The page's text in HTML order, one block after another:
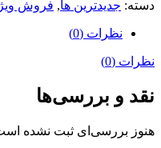
دسته: جدیدترین ها, فروش
نظرات (0)
نظرات (0)
نقد و بررسی‌ها
هنوز بررسی‌ای ثبت نشده